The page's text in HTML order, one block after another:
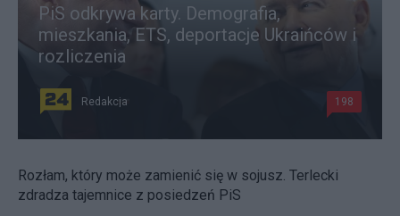
PiS odkrywa karty. Demografia,
mieszkania, ETS, deportacje Ukraińców i
rozliczenia
Redakcja 198
Rozłam, który może zamienić się w sojusz. Terlecki
zdradza tajemnice z posiedzeń PiS